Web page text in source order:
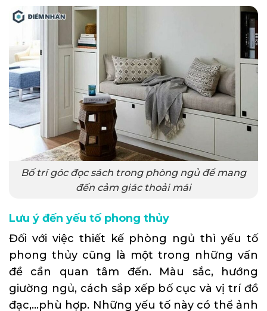
Bố trí góc đọc sách trong phòng ngủ để mang
đến cảm giác thoải mái
Lưu ý đến yếu tố phong thủy
Đối với việc thiết kế phòng ngủ thì yếu tố
phong thủy cũng là một trong những vấn
đề cần quan tâm đến. Màu sắc, hướng
giường ngủ, cách sắp xếp bố cục và vị trí đồ
đạc,…phù hợp. Những yếu tố này có thể ảnh